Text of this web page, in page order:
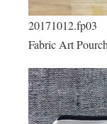
20171012.fp03
Fabric Art